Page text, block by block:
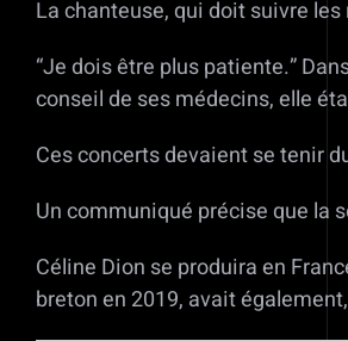
La chanteuse, qui doit suivre
“Je dois être plus patiente.”
conseil de ses médecins, elle
Ces concerts devaient se tenir
Un communiqué précise que la
Céline Dion se produira en
breton en 2019, avait